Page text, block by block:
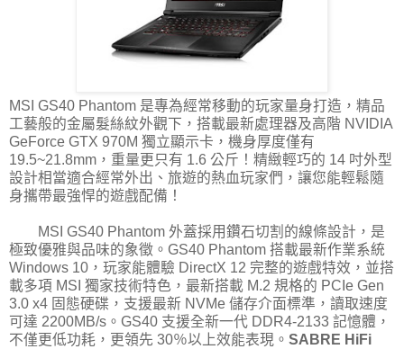
MSI GS40 Phantom 是專為經常移動的玩家量身打造，精品
工藝般的金屬髮絲紋外觀下，搭載最新處理器及高階 NVIDIA
GeForce GTX 970M 獨立顯示卡，機身厚度僅有
19.5~21.8mm，重量更只有 1.6 公斤！精緻輕巧的 14 吋外型
設計相當適合經常外出、旅遊的熱血玩家們，讓您能輕鬆隨
身攜帶最強悍的遊戲配備！
MSI GS40 Phantom 外蓋採用鑽石切割的線條設計，是
極致優雅與品味的象徵。GS40 Phantom 搭載最新作業系統
Windows 10，玩家能體驗 DirectX 12 完整的遊戲特效，並搭
載多項 MSI 獨家技術特色，最新搭載 M.2 規格的 PCIe Gen
3.0 x4 固態硬碟，支援最新 NVMe 儲存介面標準，讀取速度
可達 2200MB/s。GS40 支援全新一代 DDR4-2133 記憶體，
不僅更低功耗，更領先 30％以上效能表現。 SABRE HiFi